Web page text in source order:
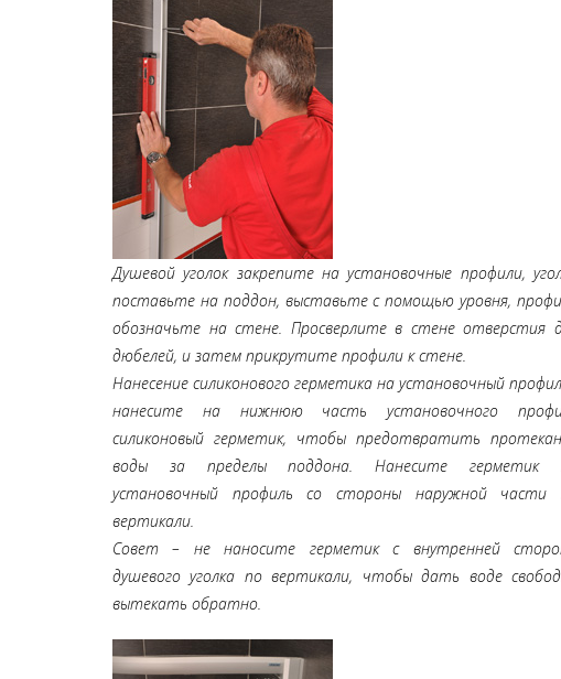
Душевой уголок закрепите на установочные профили,
поставьте на поддон, выставьте с помощью уровня,
обозначьте на стене. Просверлите в стене отверстия
дюбелей, и затем прикрутите профили к стене.
Нанесение силиконового герметика на установочный
нанесите на нижнюю часть установочного
силиконовый герметик, чтобы предотвратить
воды за пределы поддона. Нанесите герметик
установочный профиль со стороны наружной части
вертикали.
Совет – не наносите герметик с внутренней
душевого уголка по вертикали, чтобы дать воде
вытекать обратно.